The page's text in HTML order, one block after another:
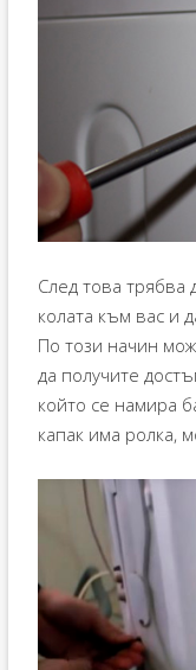
След това трябва
колата към вас и
По този начин
да получите
който се намира
капак има ролка,